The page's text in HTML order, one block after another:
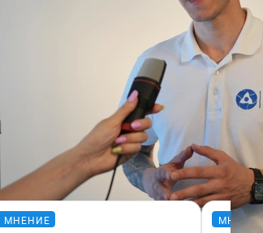
МНЕНИЕ